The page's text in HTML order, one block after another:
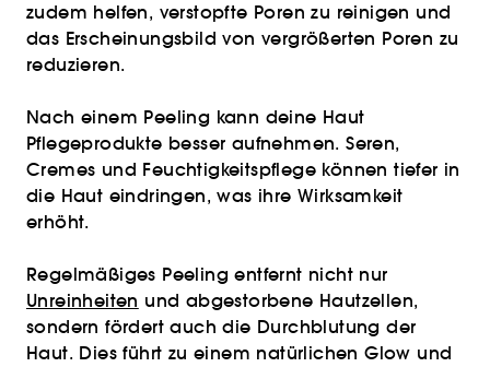
zudem helfen, verstopfte Poren zu reinigen und
das Erscheinungsbild von vergrößerten Poren zu
reduzieren.
Nach einem Peeling kann deine Haut
Pflegeprodukte besser aufnehmen. Seren,
Cremes und Feuchtigkeitspflege können tiefer in
die Haut eindringen, was ihre Wirksamkeit
erhöht.
Regelmäßiges Peeling entfernt nicht nur
Unreinheiten und abgestorbene Hautzellen,
sondern fördert auch die Durchblutung der
Haut. Dies führt zu einem natürlichen Glow und